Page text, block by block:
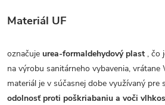
Materiál UF
označuje urea-formaldehydový plast , čo
na výrobu sanitárneho vybavenia, vrátane
materiál je v súčasnej dobe využívaný pre
odolnosť proti poškriabaniu a voči